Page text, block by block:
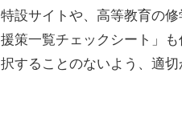
特設サイトや、高等教育の
援策一覧チェックシート」
択することのないよう、適